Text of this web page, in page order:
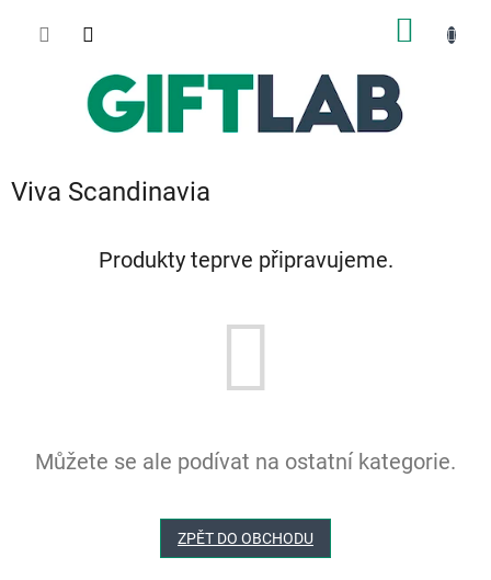
Viva Scandinavia
Produkty teprve připravujeme.
Můžete se ale podívat na ostatní kategorie.
ZPĚT DO OBCHODU